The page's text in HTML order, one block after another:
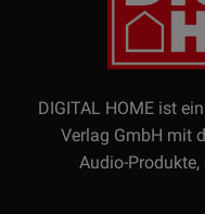
DIGITAL HOME ist
Verlag GmbH mit
Audio-